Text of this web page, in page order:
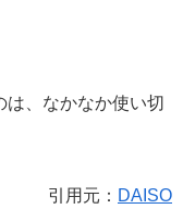
、なかなか使い切
引用元： DAISO